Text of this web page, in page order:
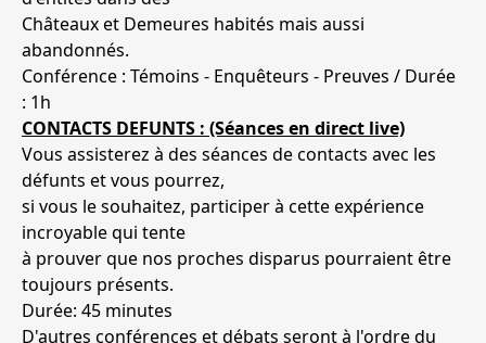
Châteaux et Demeures habités mais aussi
abandonnés.
Conférence : Témoins - Enquêteurs - Preuves / Durée
: 1h
CONTACTS DEFUNTS : (Séances en direct live)
Vous assisterez à des séances de contacts avec les
défunts et vous pourrez,
si vous le souhaitez, participer à cette expérience
incroyable qui tente
à prouver que nos proches disparus pourraient être
toujours présents.
Durée: 45 minutes
D'autres conférences et débats seront à l'ordre du